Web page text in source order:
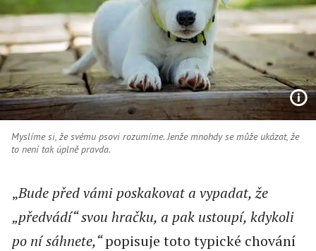
Myslíme si, že svému psovi rozumíme. Jenže mnohdy se může ukázat, že
to není tak úplně pravda.
„Bude před vámi poskakovat a vypadat, že
„předvádí“ svou hračku, a pak ustoupí, kdykoli
po ní sáhnete,“popisuje toto typické chování